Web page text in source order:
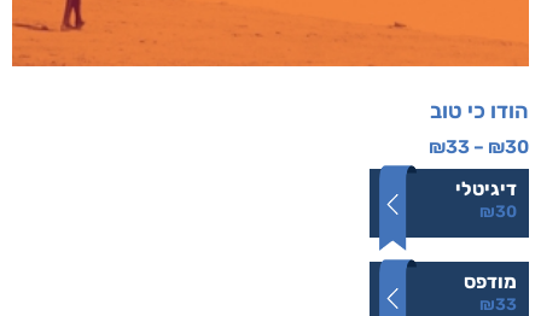
הודו כי טוב
₪30
–
₪33
דיגיטלי
₪30
מודפס
₪33